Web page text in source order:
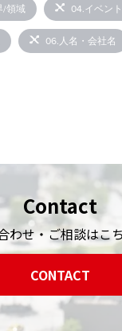
/領域 04.イベン
06.人名・会社名
Contact
わせ・ご相談はこ
CONTACT